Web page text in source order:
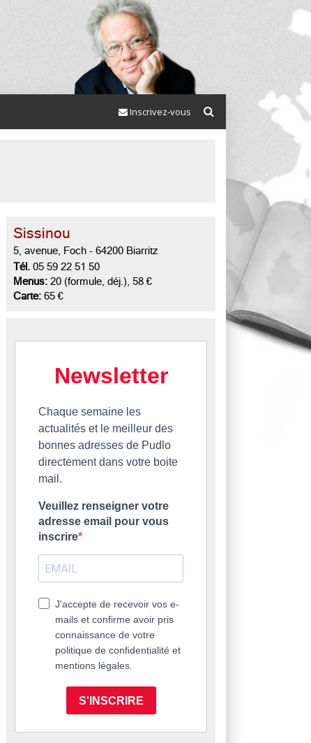
Inscrivez-vous
Sissinou
5, avenue, Foch - 64200 Biarritz
Tél. 05 59 22 51 50
Menus: 20 (formule, déj.), 58 €
Carte: 65 €
Newsletter
Chaque semaine les
actualités et le meilleur des
bonnes adresses de Pudlo
directement dans votre boite
mail.
Veuillez renseigner votre
adresse email pour vous
inscrire
J'accepte de recevoir vos e-
mails et confirme avoir pris
connaissance de votre
politique de confidentialité et
mentions légales.
S'INSCRIRE